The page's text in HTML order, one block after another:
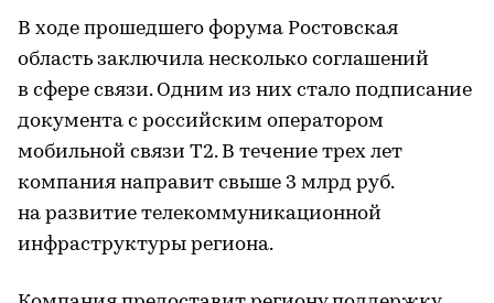
В ходе прошедшего форума Ростовская
область заключила несколько соглашений
в сфере связи. Одним из них стало подписание
документа с российским оператором
мобильной связи T2. В течение трех лет
компания направит свыше 3 млрд руб.
на развитие телекоммуникационной
инфраструктуры региона.